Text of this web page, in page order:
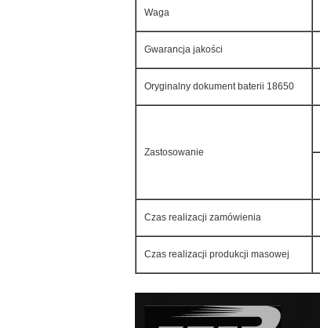
Waga
Gwarancja jakości
Oryginalny dokument baterii 18650
Zastosowanie
Czas realizacji zamówienia
Czas realizacji produkcji masowej